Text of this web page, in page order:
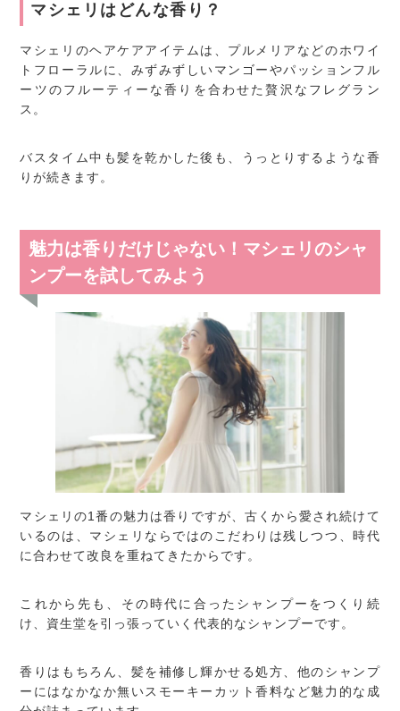
マシェリはどんな香り？
マシェリのヘアケアアイテムは、プルメリアなどのホワイ
トフローラルに、みずみずしいマンゴーやパッションフル
ーツのフルーティーな香りを合わせた贅沢なフレグラン
ス。
バスタイム中も髪を乾かした後も、うっとりするような香
りが続きます。
魅力は香りだけじゃない！マシェリのシャ
ンプーを試してみよう
マシェリの1番の魅力は香りですが、古くから愛され続けて
いるのは、マシェリならではのこだわりは残しつつ、時代
に合わせて改良を重ねてきたからです。
これから先も、その時代に合ったシャンプーをつくり続
け、資生堂を引っ張っていく代表的なシャンプーです。
香りはもちろん、髪を補修し輝かせる処方、他のシャンプ
ーにはなかなか無いスモーキーカット香料など魅力的な成